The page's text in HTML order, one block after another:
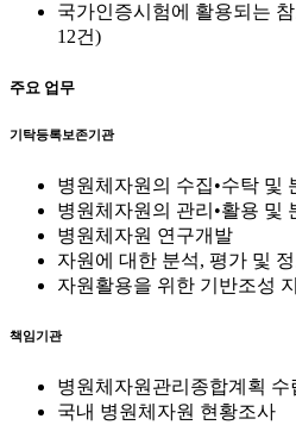
국가인증시험에 활용되는
12건)
주요 업무
기탁등록보존기관
병원체자원의 수집•수탁 및
병원체자원의 관리•활용 및
병원체자원 연구개발
자원에 대한 분석, 평가 및
자원활용을 위한 기반조성
책임기관
병원체자원관리종합계획 수
국내 병원체자원 현황조사